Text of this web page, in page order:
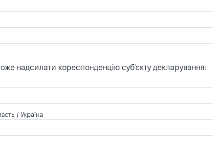
надсилати кореспонденцію суб'єкту декларування:
/ Україна